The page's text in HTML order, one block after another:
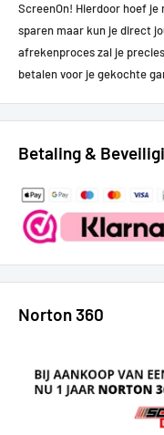
ScreenOn! Hierdoor hoef
sparen maar kun je direct
afrekenproces zal je
betalen voor je gekochte
Betaling &
Norton 360